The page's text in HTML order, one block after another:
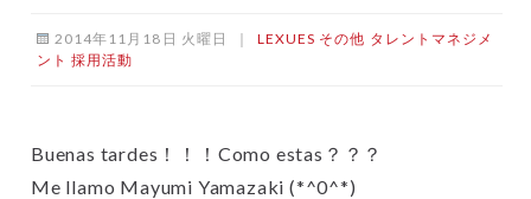
2014年11月18日 火曜日 ｜LEXUES その他 タレントマネジメ
ント 採用活動
Buenas tardes！！！Como estas？？？
Me llamo Mayumi Yamazaki (*^0^*)